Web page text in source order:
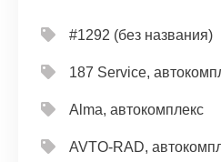
#1292 (без названия)
187 Service,
Alma, автокомплекс
AVTO-RAD,